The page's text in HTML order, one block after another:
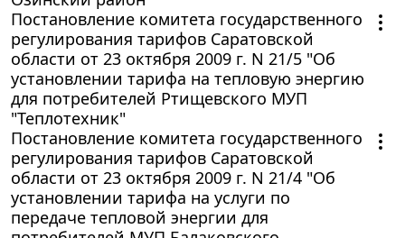
Постановление комитета государственного
регулирования тарифов Саратовской
области от 23 октября 2009 г. N 21/5 "Об
установлении тарифа на тепловую энергию
для потребителей Ртищевского МУП
"Теплотехник"
Постановление комитета государственного
регулирования тарифов Саратовской
области от 23 октября 2009 г. N 21/4 "Об
установлении тарифа на услуги по
передаче тепловой энергии для